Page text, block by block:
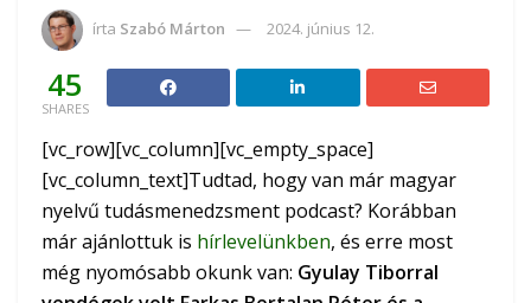
írta Szabó Márton 2024. június 12.
45
SHARES
[vc_row][vc_column][vc_empty_space]
[vc_column_text]Tudtad, hogy van már magyar
nyelvű tudásmenedzsment podcast? Korábban
már ajánlottuk is hírlevelünkben, és erre most
még nyomósabb okunk van: Gyulay Tiborral